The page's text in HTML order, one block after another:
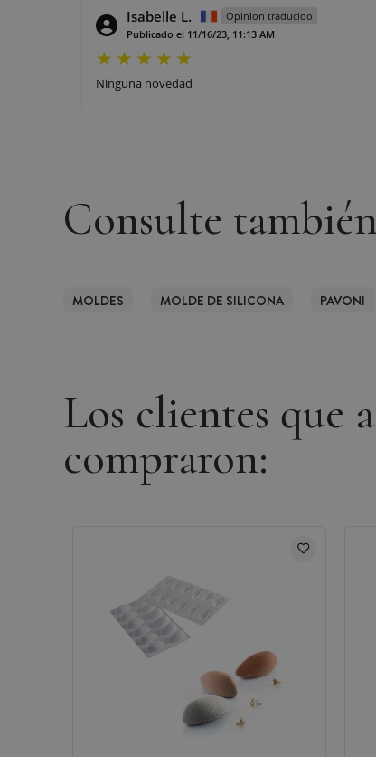
Isabelle L.
Opinion traducido
Publicado el 11/16/23, 11:13 AM
Ninguna novedad
Consulte
MOLDES MOLDE DE SILICONA PAVONI
Los clientes que
compraron: